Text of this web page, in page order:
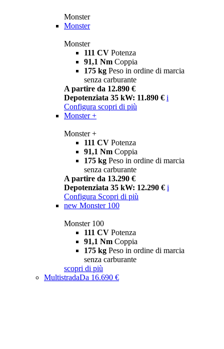
Monster
Monster
Monster
111 CV Potenza
91,1 Nm Coppia
175 kg Peso in ordine di marcia
senza carburante
A partire da 12.890 €
Depotenziata 35 kW: 11.890 € i
Configura scopri di più
Monster +
Monster +
111 CV Potenza
91,1 Nm Coppia
175 kg Peso in ordine di marcia
senza carburante
A partire da 13.290 €
Depotenziata 35 kW: 12.290 € i
Configura Scopri di più
new Monster 100
Monster 100
111 CV Potenza
91,1 Nm Coppia
175 kg Peso in ordine di marcia
senza carburante
scopri di più
MultistradaDa 16.690 €